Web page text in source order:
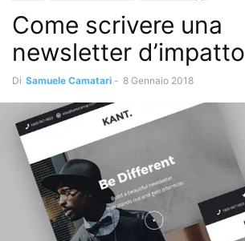
Come scrivere una
newsletter d’impatto
Di Samuele Camatari - 8 Gennaio 2018